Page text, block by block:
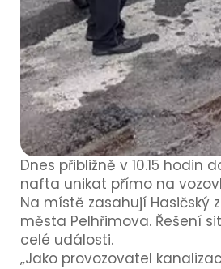
Dnes přibližně v 10.15
nafta unikat přímo na
Na místě zasahují Hasičský
města Pelhřimova. Řešení
celé události.
„Jako provozovatel